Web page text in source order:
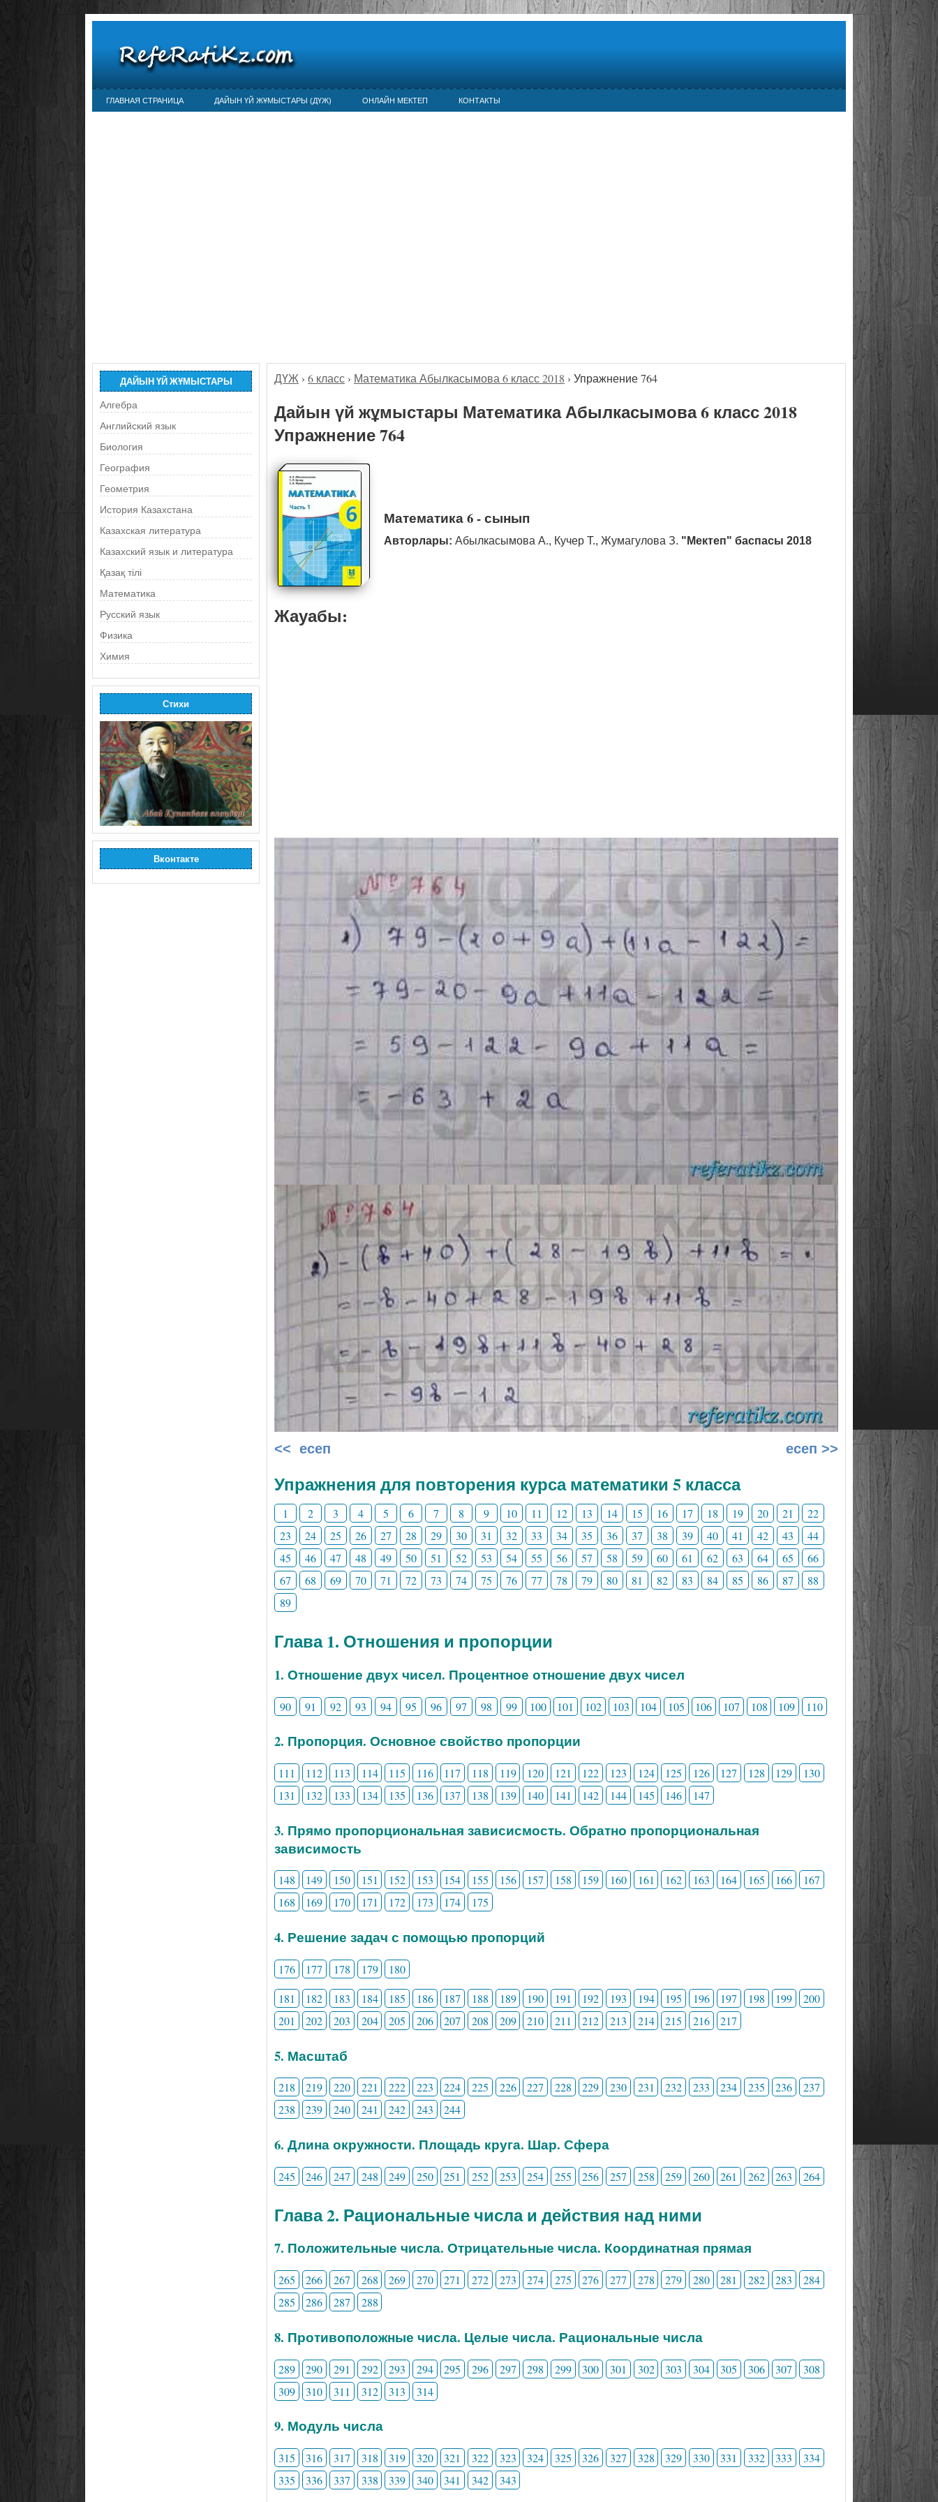
ГЛАВНАЯ СТРАНИЦА ДАЙЫН ҮЙ ЖҰМЫСТАРЫ (ДҮЖ) ОНЛАЙН МЕКТЕП КОНТАКТЫ
ДАЙЫН ҮЙ ЖҰМЫСТАРЫ
Алгебра
Английский язык
Биология
География
Геометрия
История Казахстана
Казахская литература
Казахский язык и литература
Қазақ тілі
Математика
Русский язык
Физика
Химия
Стихи
Вконтакте
ДҮЖ › 6 класс › Математика Абылкасымова 6 класс 2018 › Упражнение 764
Дайын үй жұмыстары Математика Абылкасымова 6 класс 2018
Упражнение 764
Математика 6 - сынып
Авторлары: Абылкасымова А., Кучер Т., Жумагулова З. "Мектеп" баспасы 2018
Жауабы:
<< есеп есеп >>
Упражнения для повторения курса математики 5 класса
1 2 3 4 5 6 7 8 9 10 11 12 13 14 15 16 17 18 19 20 21
22
23
24 25 26 27 28 29 30 31 32 33 34 35 36 37 38 39 40 41 42 43
44
45
46 47 48 49 50 51 52 53 54 55 56 57 58 59 60 61 62 63 64 65
66
67
68 69 70 71 72 73 74 75 76 77 78 79 80 81 82 83 84 85 86 87
88
89
Глава 1. Отношения и пропорции
1. Отношение двух чисел. Процентное отношение двух чисел
90 91 92 93 94 95 96 97 98 99 100 101 102 103 104 105 106 107 108 109 110
2. Пропорция. Основное свойство пропорции
111 112 113 114 115 116 117 118 119 120 121 122 123 124 125 126 127 128 129
130
131
132 133 134 135 136 137 138 139 140 141 142 144 145 146 147
3. Прямо пропорциональная зависисмость. Обратно пропорциональная
зависимость
148 149 150 151 152 153 154 155 156 157 158 159 160 161 162 163 164 165 166
167
168
169 170 171 172 173 174 175
4. Решение задач с помощью пропорций
176 177 178 179
180
181
182 183 184 185 186 187 188 189 190 191 192 193 194 195 196 197 198 199
200
201
202 203 204 205 206 207 208 209 210 211 212 213 214 215 216 217
5. Масштаб
218 219 220 221 222 223 224 225 226 227 228 229 230 231 232 233 234 235 236
237
238
239 240 241 242 243 244
6. Длина окружности. Площадь круга. Шар. Сфера
245 246 247 248 249 250 251 252 253 254 255 256 257 258 259 260 261 262 263 264
Глава 2. Рациональные числа и действия над ними
7. Положительные числа. Отрицательные числа. Координатная прямая
265 266 267 268 269 270 271 272 273 274 275 276 277 278 279 280 281 282 283
284
285
286 287 288
8. Противоположные числа. Целые числа. Рациональные числа
289 290 291 292 293 294 295 296 297 298 299 300 301 302 303 304 305 306 307
308
309
310 311 312 313 314
9. Модуль числа
315 316 317 318 319 320 321 322 323 324 325 326 327 328 329 330 331 332 333
334
335
336 337 338 339 340 341 342 343